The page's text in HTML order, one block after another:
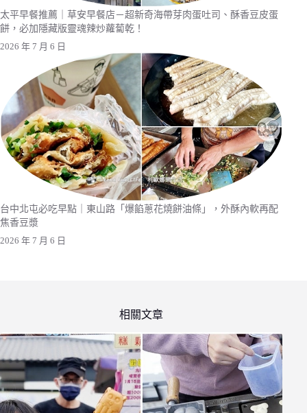
太平早餐推薦｜草安早餐店－超新奇海帶芽肉蛋吐司、酥香豆皮蛋
餅，必加隱藏版靈魂辣炒蘿蔔乾！
2026 年 7 月 6 日
台中北屯必吃早點｜東山路「爆餡蔥花燒餅油條」，外酥內軟再配
焦香豆漿
2026 年 7 月 6 日
相關文章